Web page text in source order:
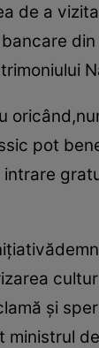
de a
pot
şi
ministrul